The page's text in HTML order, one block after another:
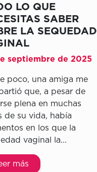
LO QUE
SABER
LA SEQUEDAD
septiembre de 2025
poco, una amiga me
que, a pesar de
plena en muchas
de su vida, había
en los que la
vaginal la...
más